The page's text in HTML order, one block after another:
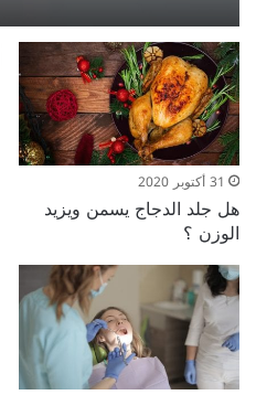
31 أكتوبر 2020
هل جلد الدجاج يسمن ويزيد
الوزن ؟